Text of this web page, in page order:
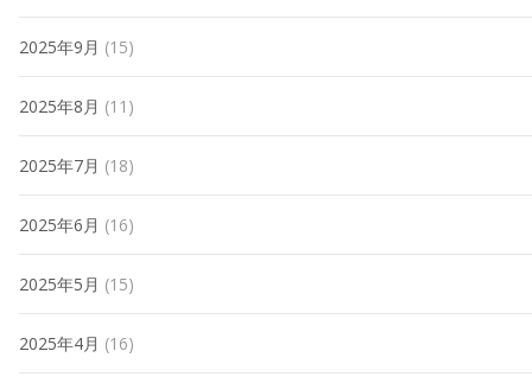
2025年9月 (15)
2025年8月 (11)
2025年7月 (18)
2025年6月 (16)
2025年5月 (15)
2025年4月 (16)